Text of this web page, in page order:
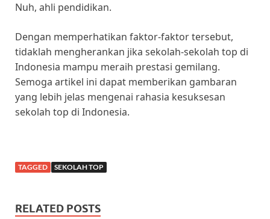
Nuh, ahli pendidikan.
Dengan memperhatikan faktor-faktor tersebut,
tidaklah mengherankan jika sekolah-sekolah top di
Indonesia mampu meraih prestasi gemilang.
Semoga artikel ini dapat memberikan gambaran
yang lebih jelas mengenai rahasia kesuksesan
sekolah top di Indonesia.
TAGGED SEKOLAH TOP
RELATED POSTS